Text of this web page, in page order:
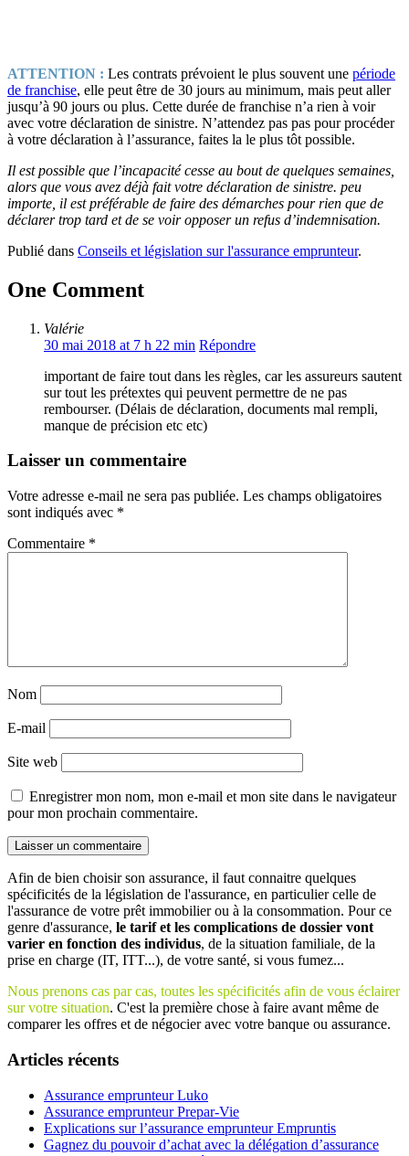
ATTENTION : Les contrats prévoient le plus souvent une période
de franchise, elle peut être de 30 jours au minimum, mais peut aller
jusqu’à 90 jours ou plus. Cette durée de franchise n’a rien à voir
avec votre déclaration de sinistre. N’attendez pas pas pour procéder
à votre déclaration à l’assurance, faites la le plus tôt possible.
Il est possible que l’incapacité cesse au bout de quelques semaines,
alors que vous avez déjà fait votre déclaration de sinistre. peu
importe, il est préférable de faire des démarches pour rien que de
déclarer trop tard et de se voir opposer un refus d’indemnisation.
Publié dans Conseils et législation sur l'assurance emprunteur.
One Comment
Valérie
30 mai 2018 at 7 h 22 min Répondre
important de faire tout dans les règles, car les assureurs sautent
sur tout les prétextes qui peuvent permettre de ne pas
rembourser. (Délais de déclaration, documents mal rempli,
manque de précision etc etc)
Laisser un commentaire
Votre adresse e-mail ne sera pas publiée. Les champs obligatoires
sont indiqués avec *
Commentaire *
Nom
E-mail
Site web
Enregistrer mon nom, mon e-mail et mon site dans le navigateur
pour mon prochain commentaire.
Afin de bien choisir son assurance, il faut connaitre quelques
spécificités de la législation de l'assurance, en particulier celle de
l'assurance de votre prêt immobilier ou à la consommation. Pour ce
genre d'assurance, le tarif et les complications de dossier vont
varier en fonction des individus, de la situation familiale, de la
prise en charge (IT, ITT...), de votre santé, si vous fumez...
Nous prenons cas par cas, toutes les spécificités afin de vous éclairer
sur votre situation. C'est la première chose à faire avant même de
comparer les offres et de négocier avec votre banque ou assurance.
Articles récents
Assurance emprunteur Luko
Assurance emprunteur Prepar-Vie
Explications sur l’assurance emprunteur Empruntis
Gagnez du pouvoir d’achat avec la délégation d’assurance